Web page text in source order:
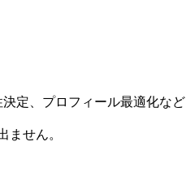
定、プロフィール最適化など
ません。